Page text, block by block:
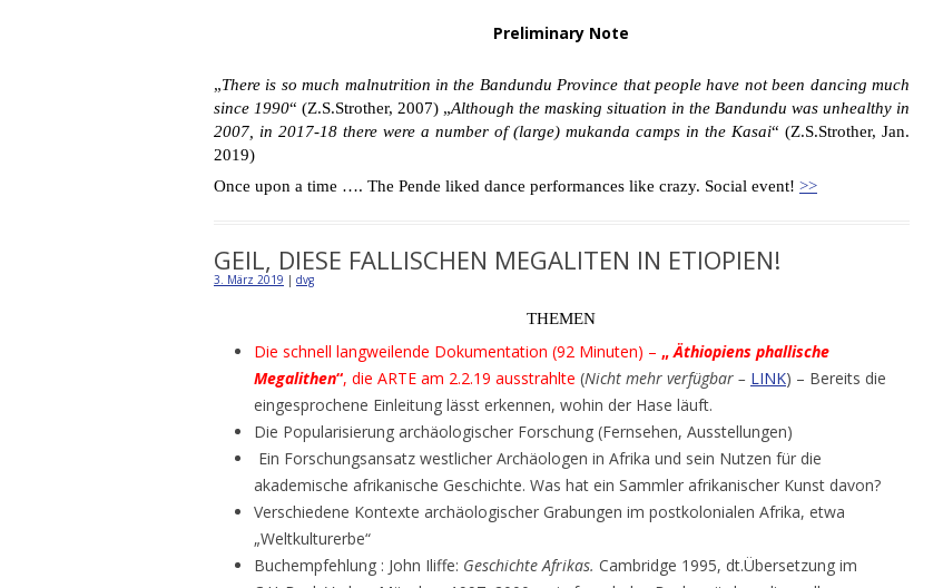
Preliminary Note
„There is so much malnutrition in the Bandundu Province that people have not been dancing much
since 1990“ (Z.S.Strother, 2007) „Although the masking situation in the Bandundu was unhealthy in
2007, in 2017-18 there were a number of (large) mukanda camps in the Kasai“ (Z.S.Strother, Jan.
2019)
Once upon a time …. The Pende liked dance performances like crazy. Social event! >>
GEIL, DIESE FALLISCHEN MEGALITEN IN ETIOPIEN!
3. März 2019 | dvg
THEMEN
Die schnell langweilende Dokumentation (92 Minuten) – „Äthiopiens phallische
Megalithen“, die ARTE am 2.2.19 ausstrahlte (Nicht mehr verfügbar – LINK) – Bereits die
eingesprochene Einleitung lässt erkennen, wohin der Hase läuft.
Die Popularisierung archäologischer Forschung (Fernsehen, Ausstellungen)
Ein Forschungsansatz westlicher Archäologen in Afrika und sein Nutzen für die
akademische afrikanische Geschichte. Was hat ein Sammler afrikanischer Kunst davon?
Verschiedene Kontexte archäologischer Grabungen im postkolonialen Afrika, etwa
„Weltkulturerbe“
Buchempfehlung : John Iliffe: Geschichte Afrikas. Cambridge 1995, dt.Übersetzung im